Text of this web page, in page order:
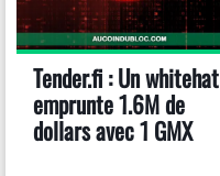
Tender.fi : Un whitehat
emprunte 1.6M de
dollars avec 1 GMX